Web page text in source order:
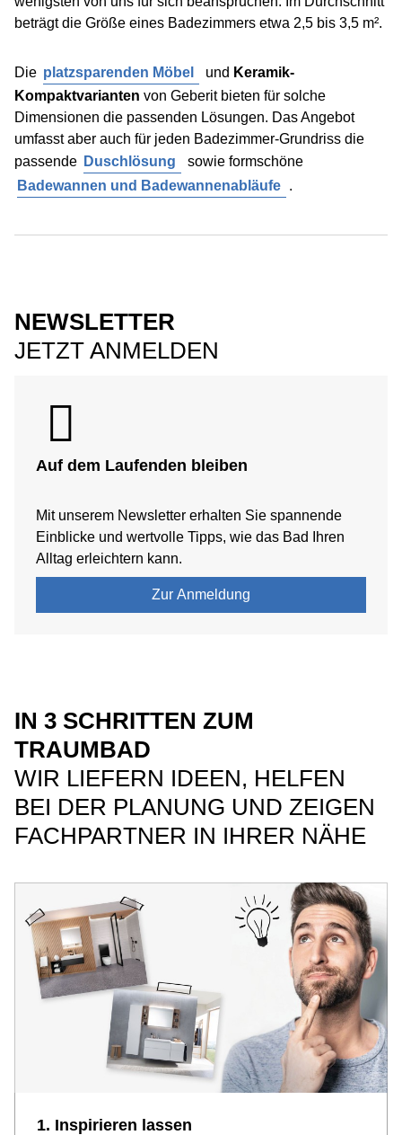
beträgt die Größe eines Badezimmers etwa 2,5 bis 3,5 m².
Die platzsparenden Möbel und Keramik-
Kompaktvarianten von Geberit bieten für solche
Dimensionen die passenden Lösungen. Das Angebot
umfasst aber auch für jeden Badezimmer-Grundriss die
passende Duschlösung
sowie formschöne
Badewannen und Badewannenabläufe .
NEWSLETTER
JETZT ANMELDEN
Auf dem Laufenden bleiben
Mit unserem Newsletter erhalten Sie spannende
Einblicke und wertvolle Tipps, wie das Bad Ihren
Alltag erleichtern kann.
Zur Anmeldung
IN 3 SCHRITTEN ZUM
TRAUMBAD
WIR LIEFERN IDEEN, HELFEN
BEI DER PLANUNG UND ZEIGEN
FACHPARTNER IN IHRER NÄHE
1. Inspirieren lassen